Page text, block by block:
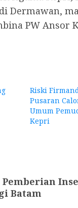
Dermawan,
PW Ansor
Riski
Pusaran
Umum
Kepri
Batam